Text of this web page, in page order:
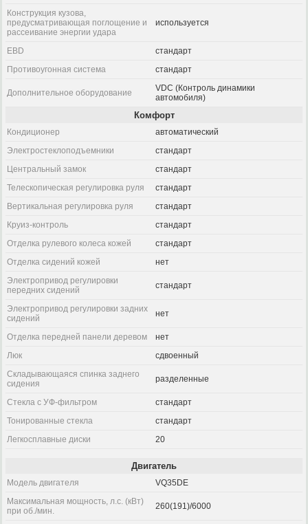
Конструкция кузова,
предусматривающая поглощение и
рассеивание энергии удара
используется
EBD
стандарт
Противоугонная система
стандарт
Дополнительное оборудование
VDC (Контроль динамики
автомобиля)
Комфорт
Кондиционер
автоматический
Электростеклоподъемники
стандарт
Центральный замок
стандарт
Телескопическая регулировка руля
стандарт
Вертикальная регулировка руля
стандарт
Круиз-контроль
стандарт
Отделка рулевого колеса кожей
стандарт
Отделка сидений кожей
нет
Электропривод регулировки
передних сидений
стандарт
Электропривод регулировки задних
сидений
нет
Отделка передней панели деревом
нет
Люк
сдвоенный
Складывающаяся спинка заднего
сидения
разделенные
Стекла с УФ-фильтром
стандарт
Тонированные стекла
стандарт
Легкосплавные диски
20
Двигатель
Модель двигателя
VQ35DE
Максимальная мощность, л.с. (кВт)
при об./мин.
260(191)/6000